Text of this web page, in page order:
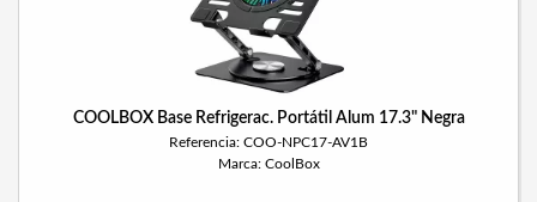
COOLBOX Base Refrigerac. Portátil Alum 17.3" Negra
Referencia: COO-NPC17-AV1B
Marca: CoolBox